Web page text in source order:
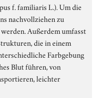
f. familiaris L.). Um die
nachvollziehen zu
Außerdem umfasst
die in einem
Farbgebung
Blut führen, von
leichter